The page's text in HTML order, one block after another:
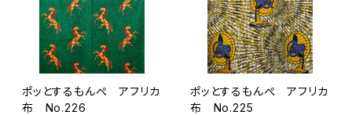
ポッとするもんぺ アフリカ
布 No.226
ポッとするもんぺ アフリカ
布 No.225